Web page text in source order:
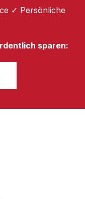
✓ Persönliche
sparen: